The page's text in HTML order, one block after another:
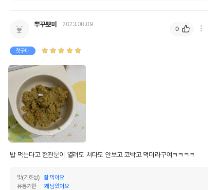
뿌꾸뽀미 2023.08.09
첫구매
밥 먹는다고 현관문이 열려도 쳐다도 안보고 코박고 먹더라구여ㅋㅋㅋㅋ
맛(기호성)
잘 먹어요
유통기한
꽤 남았어요
0